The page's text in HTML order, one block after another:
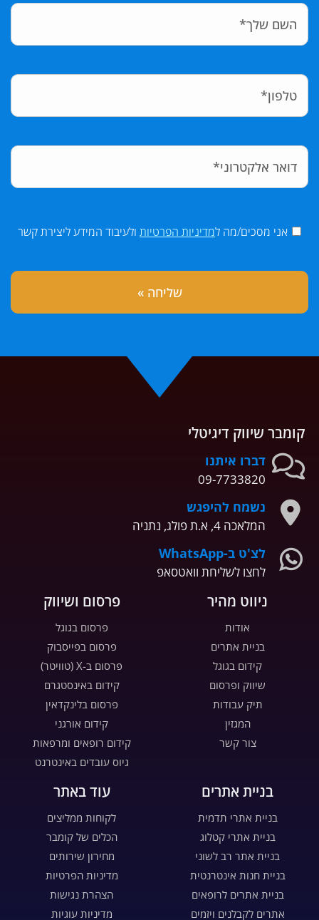
אני מסכים/מה למדיניות הפרטיות ולעיבוד המידע ליצירת קשר
קומבר שיווק דיגיטלי
דברו איתנו
09-7733820
נשמח להיפגש
המלאכה 4, א.ת פולג, נתניה
לצ'ט ב-WhatsApp
לחצו לשליחת וואטסאפ
ניווט מהיר
אודות
בניית אתרים
קידום בגוגל
שיווק ופרסום
תיק עבודות
המגזין
צור קשר
פרסום ושיווק
פרסום בגוגל
פרסום בפייסבוק
פרסום ב-X (טוויטר)
קידום באינסטגרם
פרסום בלינקדאין
קידום אורגני
קידום רופאים ומרפאות
גיוס עובדים באינטרנט
בניית אתרים
בניית אתרי תדמית
בניית אתרי קטלוג
בניית אתר רב לשוני
בניית חנות אינטרנטית
בניית אתרים לרופאים
אתרים לקבלנים ויזמים
עוד באתר
לקוחות ממליצים
הכלים של קומבר
מחירון שירותים
מדיניות הפרטיות
הצהרת נגישות
מדיניות עוגיות